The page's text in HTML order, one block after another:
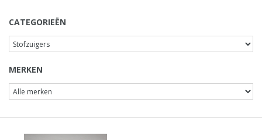
CATEGORIEËN
MERKEN